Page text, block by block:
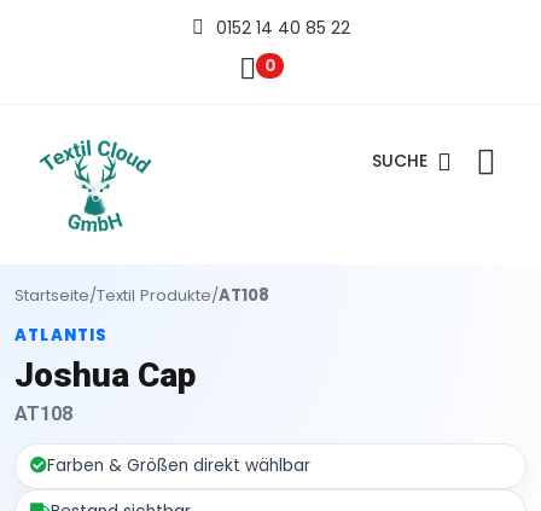
0152 14 40 85 22
0
SUCHE
Startseite/Textil Produkte/AT108
ATLANTIS
Joshua Cap
AT108
Farben & Größen direkt wählbar